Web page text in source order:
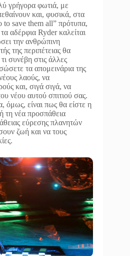
γρήγορα φωτιά, με
και, φυσικά, στα
save them all” πρότυπα,
αδέρφια Ryder καλείται
την ανθρώπινη
της περιπέτειας θα
συνέβη στις άλλες
τα απομεινάρια της
λαούς, να
και, σιγά σιγά, να
νέου αυτού σπιτιού σας.
όμως, είναι πως θα είστε η
τη νέα προσπάθεια
εύρεσης πλανητών
ζωή και να τους